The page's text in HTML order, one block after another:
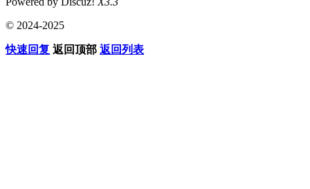
© 2024-2025
快速回复 返回顶部 返回列表